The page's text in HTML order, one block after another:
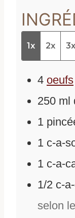
1x 2x 3x
4 oeufs
250 ml
1
1 c-a-
1 c-a-
1/2 c-
selon